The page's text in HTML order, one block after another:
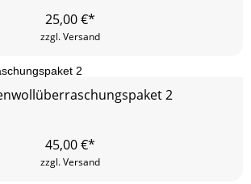
zzgl. Versand
25,00€*
2
zzgl. Versand
45,00€*